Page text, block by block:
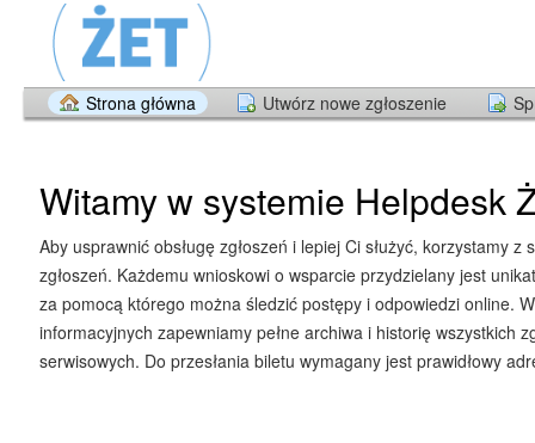
Strona główna Utwórz nowe zgłoszenie
Witamy w systemie Helpdesk
Aby usprawnić obsługę zgłoszeń i lepiej Ci służyć, korzystamy z
zgłoszeń. Każdemu wnioskowi o wsparcie przydzielany jest
za pomocą którego można śledzić postępy i odpowiedzi online.
informacyjnych zapewniamy pełne archiwa i historię wszystkich
serwisowych. Do przesłania biletu wymagany jest prawidłowy